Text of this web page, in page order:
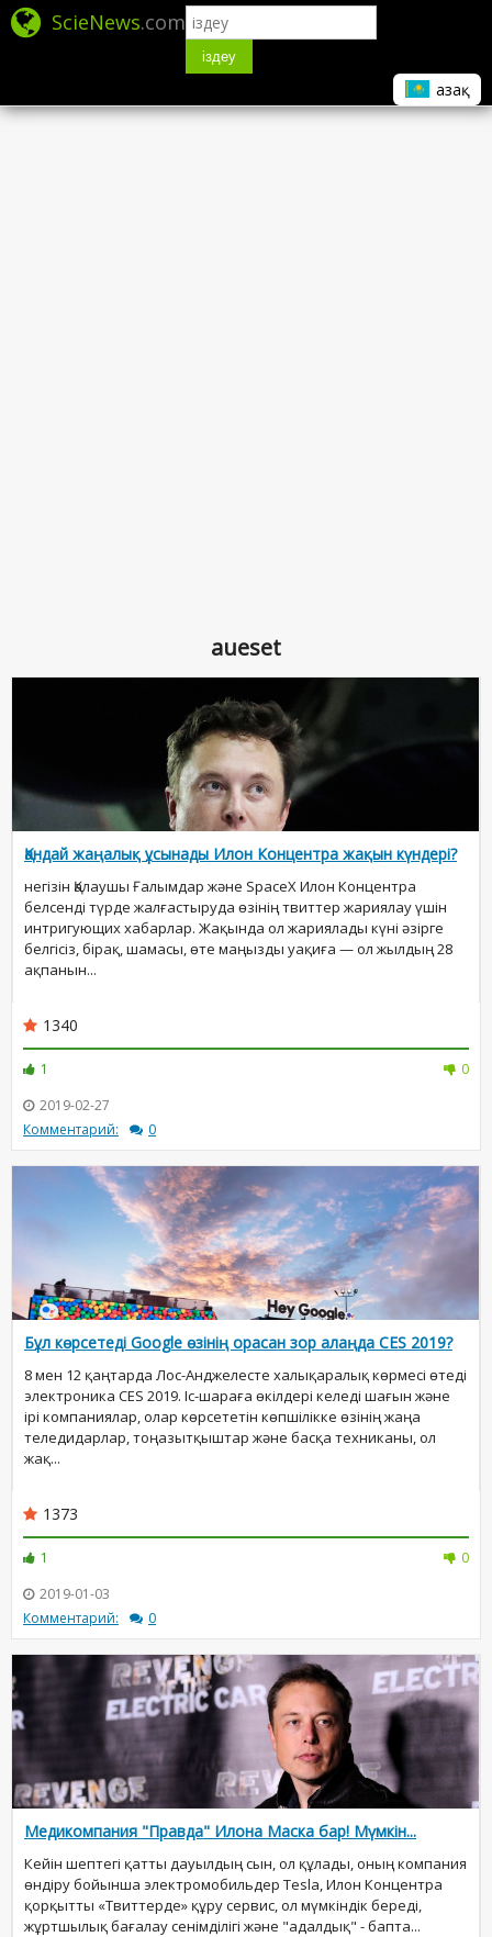
ScieNews.com
іздеу
Қазақ
aueset
Қандай жаңалық ұсынады Илон Концентра жақын күндері?
негізін Қалаушы Ғалымдар және SpaceX Илон Концентра
белсенді түрде жалғастыруда өзінің твиттер жариялау үшін
интригующих хабарлар. Жақында ол жариялады күні әзірге
белгісіз, бірақ, шамасы, өте маңызды уақиға — ол жылдың 28
ақпанын...
1340
1
0
2019-02-27
Комментарий:
0
Бұл көрсетеді Google өзінің орасан зор алаңда CES 2019?
8 мен 12 қаңтарда Лос-Анджелесте халықаралық көрмесі өтеді
электроника CES 2019. Іс-шараға өкілдері келеді шағын және
ірі компаниялар, олар көрсететін көпшілікке өзінің жаңа
теледидарлар, тоңазытқыштар және басқа техниканы, ол
жақ...
1373
1
0
2019-01-03
Комментарий:
0
Медикомпания "Правда" Илона Маска бар! Мүмкін...
Кейін шептегі қатты дауылдың сын, ол құлады, оның компания
өндіру бойынша электромобильдер Tesla, Илон Концентра
қорқытты «Твиттерде» құру сервис, ол мүмкіндік береді,
жұртшылық бағалау сенімділігі және "адалдық" - бапта...